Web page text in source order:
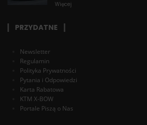
Więcej
PRZYDATNE
Newsletter
Regulamin
Polityka Prywatności
Pytania i Odpowiedzi
Karta Rabatowa
KTM X-BOW
Portale Piszą o Nas